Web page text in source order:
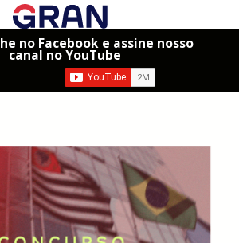
no Facebook e assine nosso
canal no YouTube